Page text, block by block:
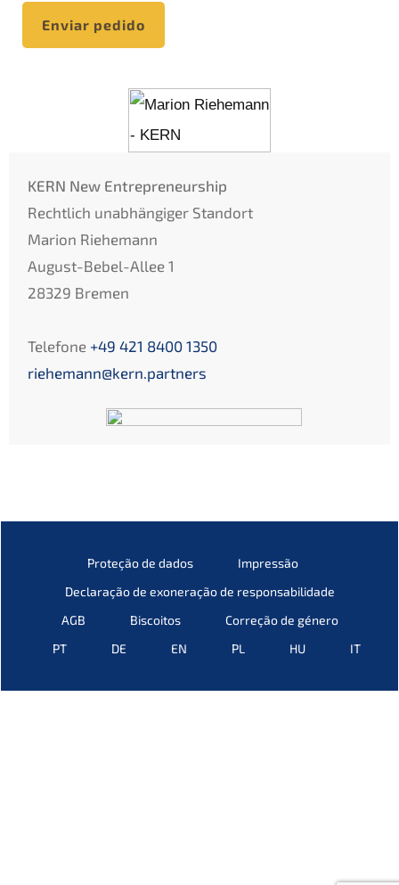
Enviar pedido
KERN New Entre­pre­neur­ship
Recht­lich unabhän­gi­ger Stand­ort
Marion Riehe­mann
August-Bebel-Allee 1
28329 Bremen
Telefo­ne +49 421 8400 1350
riehemann@kern.partners
Prote­ção de dados
Impres­são
Decla­ra­ção de exonera­ção de responsabilidade
AGB
Bisco­i­tos
Corre­ção de género
PT
DE EN PL HU IT